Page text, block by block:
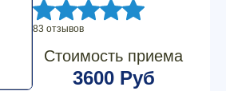
83 отзывов
Стоимость приема
3600 Руб